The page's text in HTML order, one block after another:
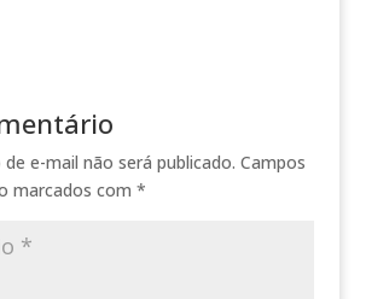
e-mail não será publicado. Campos
marcados com *